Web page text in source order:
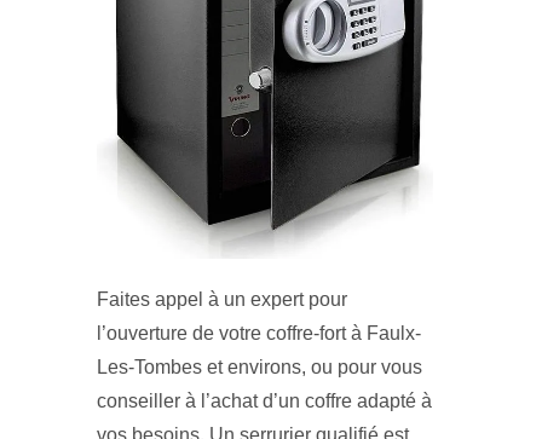
Faites appel à un expert pour
l’ouverture de votre coffre-fort à Faulx-
Les-Tombes et environs, ou pour vous
conseiller à l’achat d’un coffre adapté à
vos besoins. Un serrurier qualifié est